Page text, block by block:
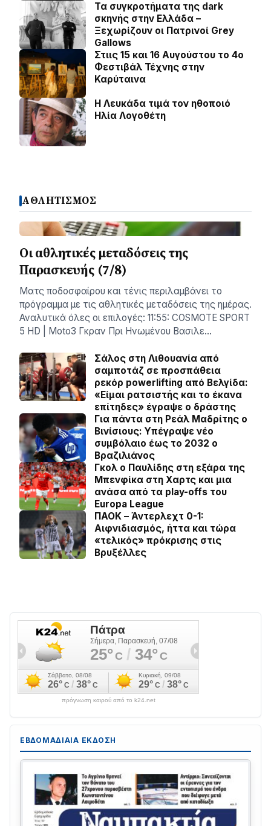
Τα συγκροτήματα της dark
σκηνής στην Ελλάδα –
Ξεχωρίζουν οι Πατρινοί Grey
Gallows
Στιις 15 και 16 Αυγούστου το 4ο
Φεστιβάλ Τέχνης στην
Καρύταινα
Η Λευκάδα τιμά τον ηθοποιό
Ηλία Λογοθέτη
ΑΘΛΗΤΙΣΜΟΣ
Οι αθλητικές μεταδόσεις της
Παρασκευής (7/8)
Ματς ποδοσφαίρου και τένις περιλαμβάνει το
πρόγραμμα με τις αθλητικές μεταδόσεις της ημέρας.
Αναλυτικά όλες οι επιλογές: 11:55: COSMOTE SPORT
5 HD | Moto3 Γκραν Πρι Ηνωμένου Βασιλε…
Σάλος στη Λιθουανία από
σαμποτάζ σε προσπάθεια
ρεκόρ powerlifting από Βελγίδα:
«Είμαι ρατσιστής και το έκανα
επίτηδες» έγραψε ο δράστης
Για πάντα στη Ρεάλ Μαδρίτης ο
Βινίσιους: Yπέγραψε νέο
συμβόλαιο έως το 2032 ο
Βραζιλιάνος
Γκολ ο Παυλίδης στη εξάρα της
Μπενφίκα στη Χαρτς και μια
ανάσα από τα play-offs του
Europa League
ΠΑΟΚ – Άντερλεχτ 0-1:
Αιφνιδιασμός, ήττα και τώρα
«τελικός» πρόκρισης στις
Βρυξέλλες
πρόγνωση καιρού από το k24.net